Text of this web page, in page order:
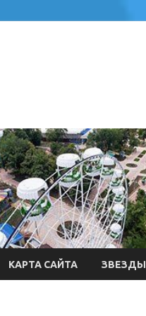
КАРТА САЙТА ЗВЕЗДЫ